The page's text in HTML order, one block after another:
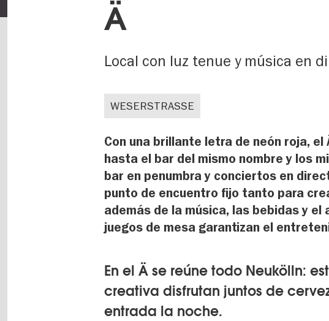
Ä
Local con luz tenue y música en
WESERSTRASSE
Con una brillante letra de neón roja,
hasta el bar del mismo nombre y los
bar en penumbra y conciertos en
punto de encuentro fijo tanto para
además de la música, las bebidas y el
juegos de mesa garantizan el
En el Ä se reúne todo Neukölln:
creativa disfrutan juntos de
entrada la noche.